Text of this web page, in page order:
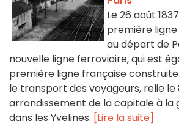
Le 26 août
première
au départ de
nouvelle ligne ferroviaire, qui est
première ligne française
le transport des voyageurs, relie le
arrondissement de la capitale à la
dans les Yvelines. [Lire la suite]